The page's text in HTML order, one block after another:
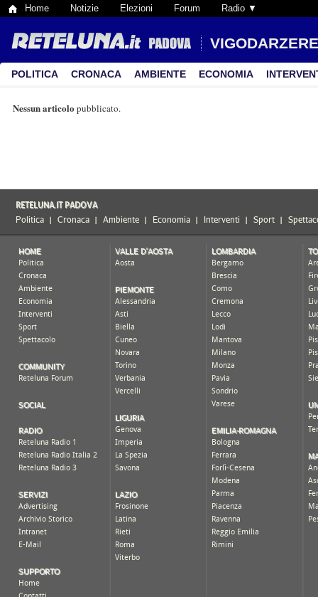
Home Notizie Elezioni Forum Radio ▼
VIGODARZERE
POLITICA CRONACA AMBIENTE ECONOMIA
Nessun articolo pubblicato.